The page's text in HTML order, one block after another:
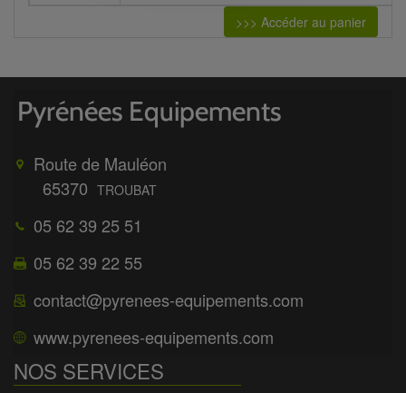
>>> Accéder au panier
Route de Mauléon
65370 TROUBAT
05 62 39 25 51
05 62 39 22 55
contact@pyrenees-equipements.com
www.pyrenees-equipements.com
NOS SERVICES